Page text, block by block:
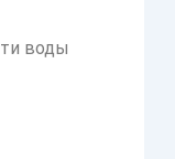
воды